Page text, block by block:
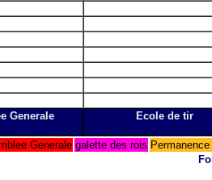
Generale
Ecole de tir
Generale galette des rois